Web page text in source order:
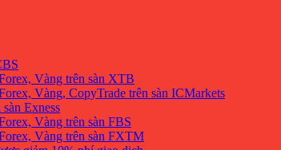
Vàng trên sàn XTB
Vàng, CopyTrade trên sàn ICMarkets
Exness
Vàng trên sàn FBS
Vàng trên sàn FXTM